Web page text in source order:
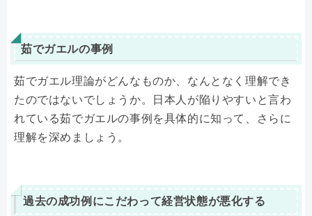
茹でガエルの事例
茹でガエル理論がどんなものか、なんとなく理解でき
たのではないでしょうか。日本人が陥りやすいと言わ
れている茹でガエルの事例を具体的に知って、さらに
理解を深めましょう。
過去の成功例にこだわって経営状態が悪化する